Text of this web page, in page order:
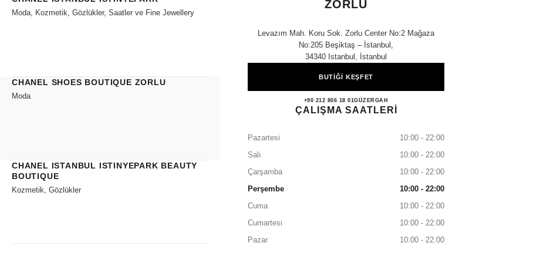
Moda, Kozmetik, Gözlükler, Saatler ve Fine Jewellery
CHANEL SHOES BOUTIQUE ZORLU
Moda
CHANEL ISTANBUL ISTINYEPARK BEAUTY
BOUTIQUE
Kozmetik, Gözlükler
ZORLU
Levazım Mah. Koru Sok. Zorlu Center No:2 Mağaza
No:205 Beşiktaş – İstanbul,
34340 Istanbul, İstanbul
BUTİĞİ KEŞFET
ARAYIN
+90 212 806 18 01GÜZERGAHCHANEL SHOES BOUTIQUE ZORLU
ÇALIŞMA SAATLERİ
Pazartesi
10:00 - 22:00
Salı
10:00 - 22:00
Çarşamba
10:00 - 22:00
Perşembe
10:00 - 22:00
Cuma
10:00 - 22:00
Cumartesi
10:00 - 22:00
Pazar
10:00 - 22:00